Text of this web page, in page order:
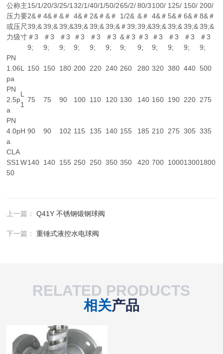
公称
压力
或压
力级
主
要
尺
寸
15/1/
2&＃
39;&
＃3
9;
20/3/
4&＃
39;&
＃3
9;
25/1
&＃
39;&
＃3
9;
32/1/
4&＃
39;&
＃3
9;
40/1/
2&＃
39;&
＃3
9;
50/2
&＃
39;&
＃3
9;
65/2/
1/2&
＃39;
&＃3
9;
80/3
&＃
39;&
＃3
9;
100/
4&＃
39;&
＃3
9;
125/
5&＃
39;&
＃3
9;
150/
6&＃
39;&
＃3
9;
200/
8&＃
39;&
＃3
9;
PN
1.06
pa
L 150 150 180 200 220 240 260 280 320 380 440 500
PN
2.5p
a
L
1
75 75 90 100 110 120 130 140 160 190 220 275
PN
4.0p
a
H 90 90 102 115 135 140 155 185 210 275 305 335
CLA
SS1
50
W140 140 155 250 250 350 350 420 700 100013001800
上一篇： Q41Y 不锈钢锻钢球阀
下一篇： 重锤式液控水电球阀
RELATED PRODUCTS
相关产品